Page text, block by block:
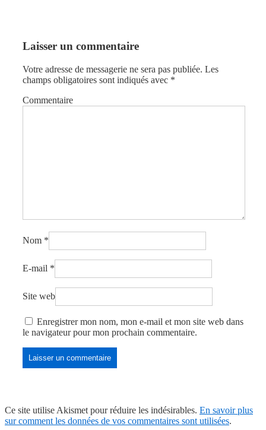
Laisser un commentaire
Votre adresse de messagerie ne sera pas publiée. Les
champs obligatoires sont indiqués avec *
Commentaire
Nom *
E-mail *
Site web
Enregistrer mon nom, mon e-mail et mon site web dans
le navigateur pour mon prochain commentaire.
Ce site utilise Akismet pour réduire les indésirables. En savoir plus
sur comment les données de vos commentaires sont utilisées.